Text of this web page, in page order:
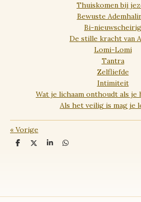
Thuiskomen bij
Bewuste
Bi-nieuwscheirig
De stille kracht van
Lomi-Lomi
Tantra
Zelfliefde
Intimiteit
Wat je lichaam onthoudt als
Als het veilig is mag je
« Vorige
D
D
S
D